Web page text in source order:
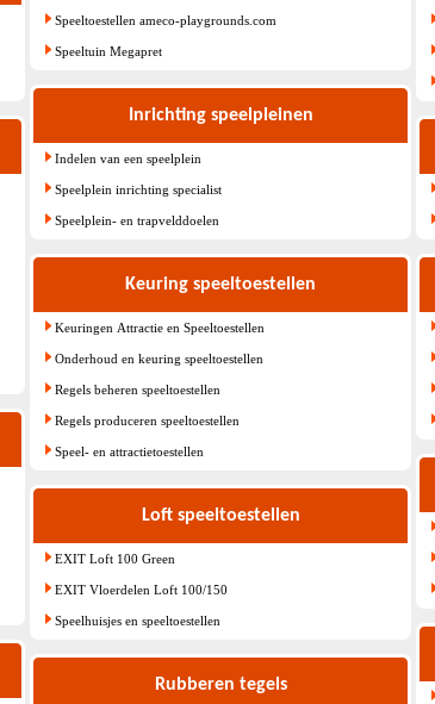
Speeltoestellen ameco-playgrounds.com
Speeltuin Megapret
Inrichting speelpleinen
Indelen van een speelplein
Speelplein inrichting specialist
Speelplein- en trapvelddoelen
Keuring speeltoestellen
Keuringen Attractie en Speeltoestellen
Onderhoud en keuring speeltoestellen
Regels beheren speeltoestellen
Regels produceren speeltoestellen
Speel- en attractietoestellen
Loft speeltoestellen
EXIT Loft 100 Green
EXIT Vloerdelen Loft 100/150
Speelhuisjes en speeltoestellen
Rubberen tegels